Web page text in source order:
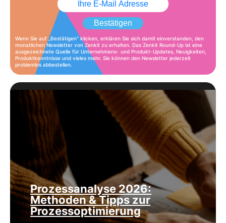
Bestätigen
Wenn Sie auf „Bestätigen“ klicken, erklären Sie sich damit einverstanden, den
monatlichen Newsletter von Zenkit zu erhalten. Das Zenkit Round-Up ist eine
ausgezeichnete Quelle für Unternehmens- und Produkt-Updates, Neuigkeiten,
Produktkenntnisse und vieles mehr. Sie können den Newsletter jederzeit
problemlos abbestellen.
Prozessanalyse 2026:
Methoden & Tipps zur
Prozessoptimierung